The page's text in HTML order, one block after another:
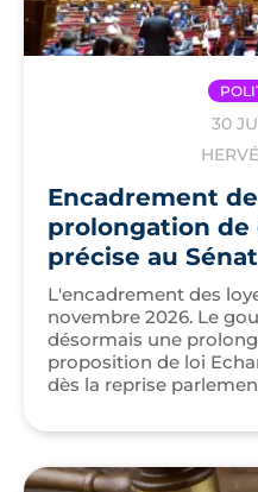
30
Encadrement
prolongation de
précise au Sénat
L'encadrement des
novembre 2026. Le
désormais une
proposition de loi
dès la reprise